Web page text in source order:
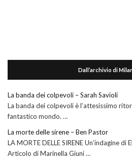
Dall’archivio di
La banda dei colpevoli – Sarah Savioli
La banda dei colpevoli è l’attesissimo
fantastico mondo. …
La morte delle sirene – Ben Pastor
LA MORTE DELLE SIRENE Un’indagine
Articolo di Marinella Giuni …